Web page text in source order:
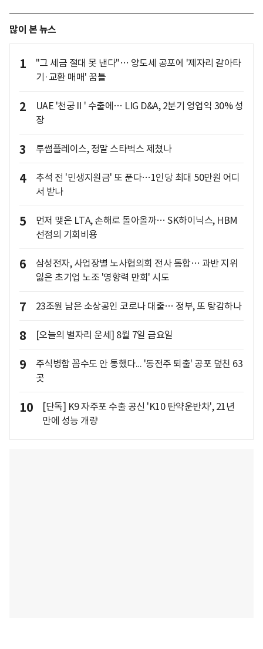
많이 본 뉴스
1
"그 세금 절대 못 낸다"… 양도세 공포에 '제자리 갈아타
기·교환 매매' 꿈틀
2
UAE '천궁Ⅱ' 수출에… LIG D&A, 2분기 영업익 30% 성
장
3 투썸플레이스, 정말 스타벅스 제쳤나
4
추석 전 '민생지원금' 또 푼다…1인당 최대 50만원 어디
서 받나
5
먼저 맺은 LTA, 손해로 돌아올까… SK하이닉스, HBM
선점의 기회비용
6
삼성전자, 사업장별 노사협의회 전사 통합… 과반 지위
잃은 초기업 노조 '영향력 만회' 시도
7 23조원 남은 소상공인 코로나 대출… 정부, 또 탕감하나
8 [오늘의 별자리 운세] 8월 7일 금요일
9
주식병합 꼼수도 안 통했다... '동전주 퇴출' 공포 덮친 63
곳
10
[단독] K9 자주포 수출 공신 'K10 탄약운반차', 21년
만에 성능 개량